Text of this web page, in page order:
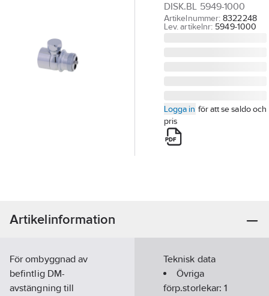
DISK.BL 5949-1000
Artikelnummer: 8322248
Lev. artikelnr: 5949-1000
Logga in för att se saldo och
pris
Artikelinformation
För ombyggnad av
befintlig DM-
avstängning till
Teknisk data
Övriga
förp.storlekar:1